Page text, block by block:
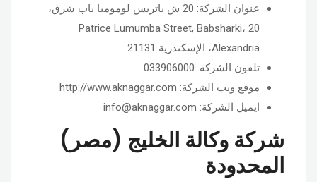
عنوان الشركة: 20 ش باتريس لومومبا باب شرق،
20 Patrice Lumumba Street, Babsharki،
Alexandria، الإسكندرية 21131.
تلفون الشركة: 033906000
موقع ويب الشركة: http://www.aknaggar.com
ايميل الشركة: info@aknaggar.com
شركة وكالة الخليج (مصر)
المحدودة